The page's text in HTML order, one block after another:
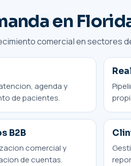
en
comercial en sectores
agenda y
de pacientes.
B2B
comercial y
de cuentas.